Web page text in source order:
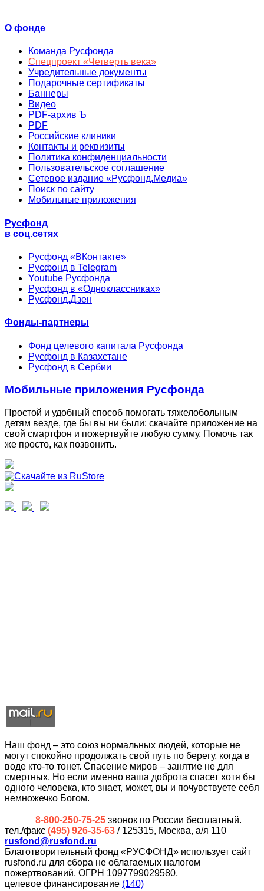
О фонде
Команда Русфонда
Спецпроект «Четверть века»
Учредительные документы
Подарочные сертификаты
Баннеры
Видео
PDF-архив Ъ
PDF
Российские клиники
Контакты и реквизиты
Политика конфиденциальности
Пользовательское соглашение
Сетевое издание «Русфонд.Медиа»
Поиск по сайту
Мобильные приложения
Русфонд
в соц.сетях
Русфонд «ВКонтакте»
Русфонд в Telegram
Youtube Русфонда
Русфонд в «Одноклассниках»
Русфонд.Дзен
Фонды-партнеры
Фонд целевого капитала Русфонда
Русфонд в Казахстане
Русфонд в Сербии
Мобильные приложения Русфонда
Простой и удобный способ помогать тяжелобольным
детям везде, где бы вы ни были: скачайте приложение на
свой смартфон и пожертвуйте любую сумму. Помочь так
же просто, как позвонить.
Наш фонд – это союз нормальных людей, которые не
могут спокойно продолжать свой путь по берегу, когда в
воде кто-то тонет. Спасение миров – занятие не для
смертных. Но если именно ваша доброта спасет хотя бы
одного человека, кто знает, может, вы и почувствуете себя
немножечко Богом.
8-800-250-75-25 звонок по России бесплатный.
тел./факс (495) 926-35-63 / 125315, Москва, а/я 110
rusfond@rusfond.ru
Благотворительный фонд «РУСФОНД» использует сайт
rusfond.ru для сбора не облагаемых налогом
пожертвований, ОГРН 1097799029580,
целевое финансирование (140)